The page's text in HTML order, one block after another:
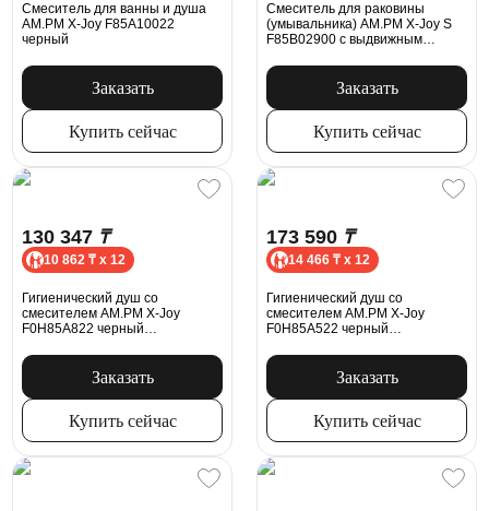
Смеситель для ванны и душа
AM.PM X-Joy F85A10022
черный
Заказать
Купить сейчас
Смеситель для раковины
(умывальника) AM.PM X-Joy S
F85B02900 с выдвижным
Заказать
Купить сейчас
130 347 ₸
10 862 ₸ x 12
Гигиенический душ cо
смесителем AM.PM X-Joy
F0H85A822 черный
1200, держатель туалетной
Заказать
Купить сейчас
173 590 ₸
14 466 ₸ x 12
Гигиенический душ cо
смесителем AM.PM X-Joy
F0H85A522 черный
держатель
Заказать
Купить сейчас